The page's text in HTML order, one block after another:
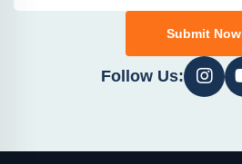
Submit Now
Follow Us: